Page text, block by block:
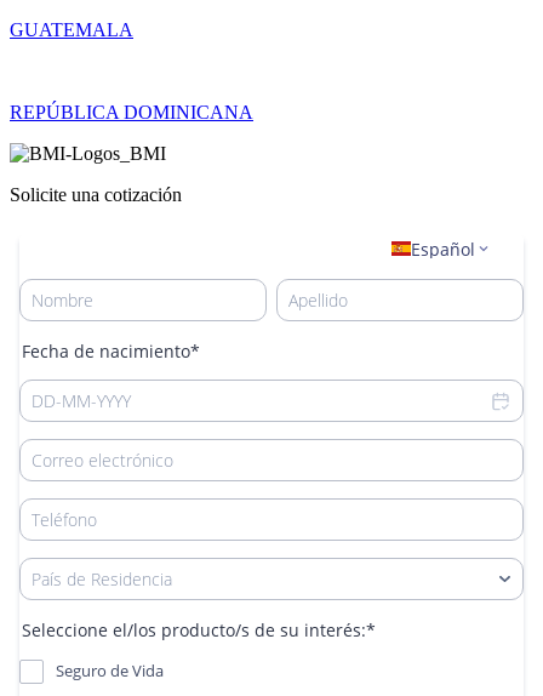
GUATEMALA
REPÚBLICA DOMINICANA
Solicite una cotización